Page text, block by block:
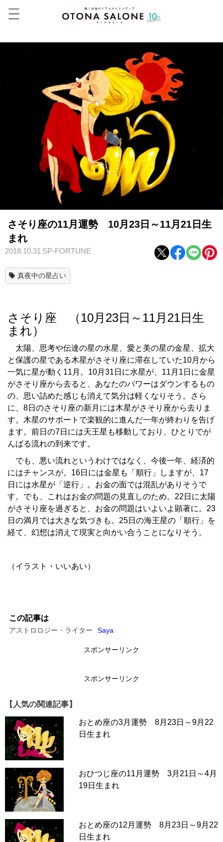
さそり座の11月運勢 10月23日～11月21日生
まれ
2018.10.31 SP-FORTUNE
真夜中の星占い
さそり座 （10月23日～11月21日生
まれ）
太陽、思考や伝達の星の水星、愛と美の星の金星、拡大
と保護の星である木星がさそり座に滞在していた10月から
一気に星が動く11月。10月31日に水星が、11月1日に金星
がさそり座から去ると、あなたのパワーはダウンするもの
の、思い詰めた感じも消えて気分は軽くなりそう。さら
に、8日のさそり座の新月には木星がさそり座から去りま
す。木星のサポートで楽観的に進んだ一年が終わりを告げ
ます。前日の7日には天王星も移動しており、ひとりでが
んばる流れの到来です。
でも、悪い流れというわけではなく、今後一年、経済的
にはチャンスが。16日には金星も「順行」しますが、17
日には水星が「逆行」。お金の面では混乱がありそうで
す。でも、これはお金の問題の見直しのため。22日に太陽
がさそり座を過ぎると、お金の問題はいよいよ顕著に。23
日の満月では大きな気づきも。25日の海王星の「順行」を
経て、幻想は消えて現実と向かい合うことになりそう。
（イラスト・いいあい）
この記事は
アストロロジー・ライター Saya
スポンサーリンク
スポンサーリンク
【人気の関連記事】
おとめ座の3月運勢 8月23日～9月22
日生まれ
おひつじ座の11月運勢 3月21日～4月
19日生まれ
おとめ座の12月運勢 8月23日～9月22
日生まれ